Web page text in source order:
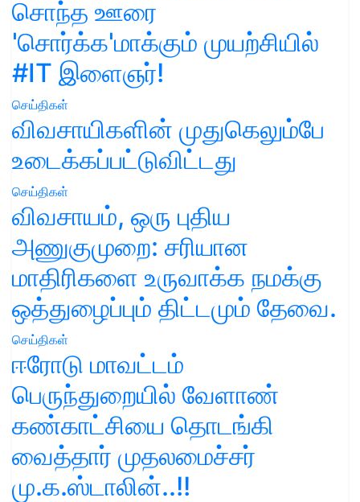
சொந்த ஊரை
'சொர்க்க'மாக்கும் முயற்சியில்
#IT இளைஞர்!
செய்திகள்
விவசாயிகளின் முதுகெலும்பே
உடைக்கப்பட்டுவிட்டது
செய்திகள்
விவசாயம், ஒரு புதிய
அணுகுமுறை: சரியான
மாதிரிகளை உருவாக்க நமக்கு
ஒத்துழைப்பும் திட்டமும் தேவை.
செய்திகள்
ஈரோடு மாவட்டம்
பெருந்துறையில் வேளாண்
கண்காட்சியை தொடங்கி
வைத்தார் முதலமைச்சர்
மு.க.ஸ்டாலின்..!!